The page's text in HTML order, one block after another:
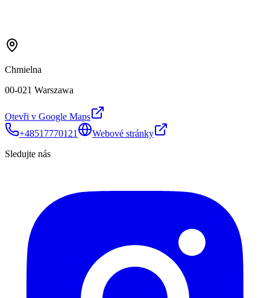
Chmielna
00-021 Warszawa
Otevři v Google Maps
+48517770121
Webové stránky
Sledujte nás